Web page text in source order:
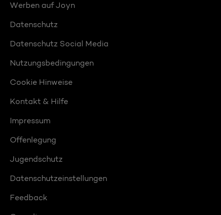
Werben auf Joyn
Datenschutz
Datenschutz Social Media
Nutzungsbedingungen
Cookie Hinweise
Kontakt & Hilfe
Impressum
Offenlegung
Jugendschutz
Datenschutzeinstellungen
Feedback